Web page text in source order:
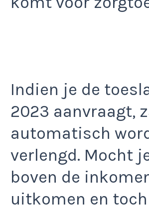
Indien je de
2023 aanvraagt,
automatisch
verlengd. Mocht
boven de
uitkomen en